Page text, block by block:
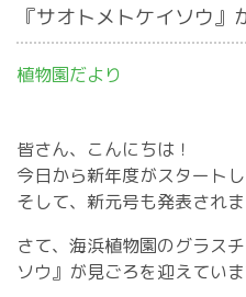
『サオトメトケイソウ』
植物園だより
皆さん、こんにちは！
今日から新年度がスタートし
そして、新元号も発表され
さて、海浜植物園のグラス
ソウ』が見ごろを迎えてい